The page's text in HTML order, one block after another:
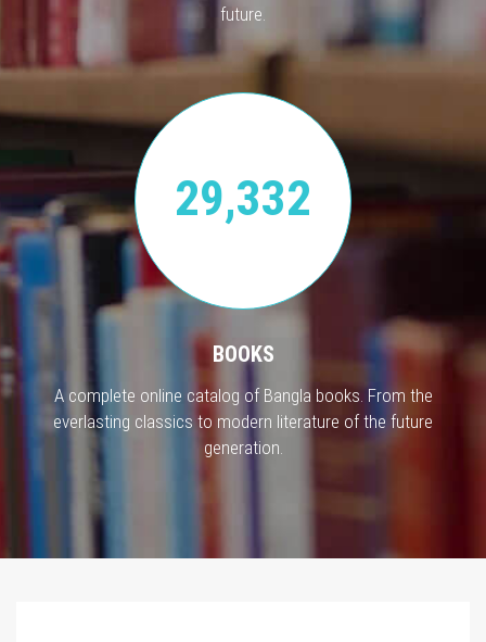
future.
29,332
BOOKS
A complete online catalog of Bangla books. From the
everlasting classics to modern literature of the future
generation.